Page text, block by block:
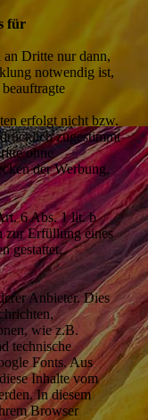
für
an Dritte nur dann,
notwendig ist,
erfolgt nicht bzw.
zugestimmt
ohne
der Werbung,
6 Abs. 1 lit. b
zur Erfüllung eines
gestattet.
Anbieter. Dies
wie z.B.
technische
Fonts. Aus
Inhalte vom
In diesem
Browser